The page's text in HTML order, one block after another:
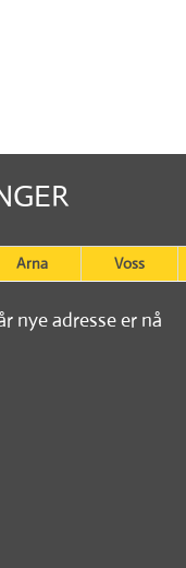
Arna Voss
nye adresse er nå